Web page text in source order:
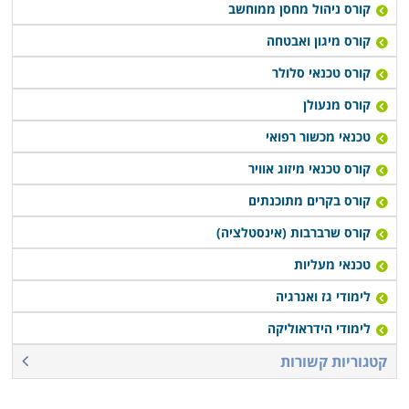
בתחום עם סיום הלימודים, או רכישת יסודות עסקיים
ושיווקיים שיעזרו לבוגרים לנהל עסק עצמאי זעיר.
קורס טכנאי מכשירי חשמל מתקיים במספר מקומות לימוד
ברחבי הארץ: חיפה, תל אביב, רמת גן, נתניה, פתח תקווה,
כפר סבא ובעוד מספר מקומות אחרים, כך שכמעט כל מי
שרוצה ללמוד קורס מבוקש זה יוכל לעשות זאת בנוחות
בקרבת אזור מגוריו.
קורס ניהול מחסן ממוחשב
קורס מיגון ואבטחה
קורס טכנאי סלולר
קורס מנעולן
טכנאי מכשור רפואי
קורס טכנאי מיזוג אוויר
קורס בקרים מתוכנתים
קורס שרברבות (אינסטלציה)
טכנאי מעליות
לימודי גז ואנרגיה
לימודי הידראוליקה
קטגוריות קשורות